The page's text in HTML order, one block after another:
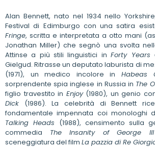
Alan Bennett, nato nel 1934 nello
Festival di Edimburgo con una satira
Fringe, scritta e interpretata a otto mani
Jonathan Miller) che segnò una svolta
Attinse a più stili linguistici inForty Years
Gielgud. Ritrasse un deputato laburista di
(1971), un medico incolore in Habeas
sorprendente spia inglese in Russia in The
figlio travestito in Enjoy(1980), un genio
Dick (1986). La celebrità di Bennett
fondamentale impennata coi monologhi
Talking Heads (1988), censimento sulla
commedia The Insanity of George III
sceneggiatura del film La pazzia di Re